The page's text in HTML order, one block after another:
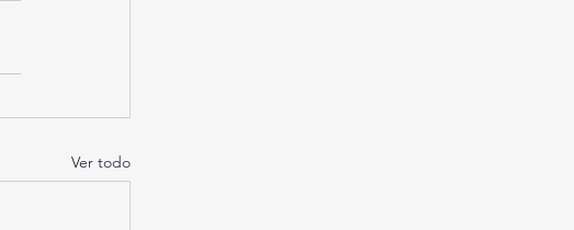
Ver todo